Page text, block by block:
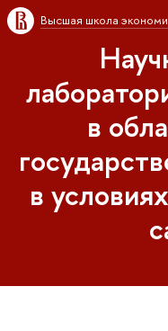
Высшая школа
в
в